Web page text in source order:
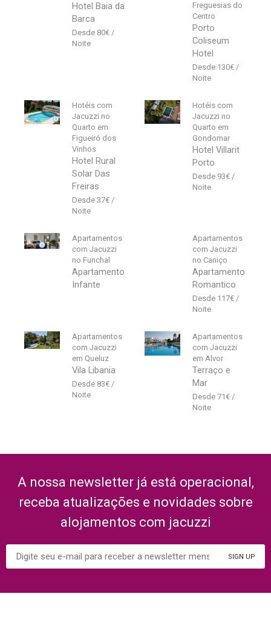
Hotel Baia da
Barca
80€
Freguesias do
Centro
Porto
Coliseum
Hotel
130€
Hotéis com
Jacuzzi no
Quarto em
Figueiró dos
Vinhos
Hotel Rural
Solar Das
Freiras
37€
Hotéis com
Jacuzzi no
Quarto em
Gondomar
Hotel Villarit
Porto
93€
Apartamentos
com Jacuzzi
no Funchal
Apartamento
Infante
Apartamentos
com Jacuzzi
no Caniço
Apartamento
Romantico
117€
Apartamentos
com Jacuzzi
em Queluz
Vila Libania
83€
Apartamentos
com Jacuzzi
em Alvor
Terraço e
Mar
71€
A nossa newsletter já está operacional,
receba atualizações e novidades sobre
alojamentos com jacuzzi